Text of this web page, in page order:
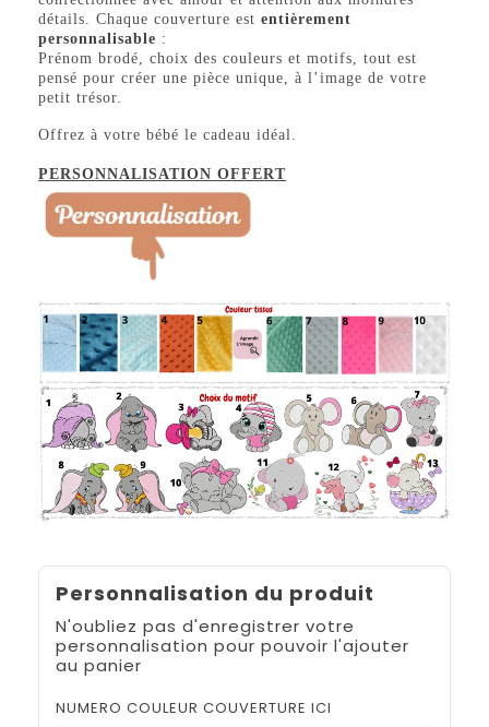
détails. Chaque couverture est entièrement
personnalisable :
Prénom brodé, choix des couleurs et motifs, tout est
pensé pour créer une pièce unique, à l’image de votre
petit trésor.
Offrez à votre bébé le cadeau idéal.
PERSONNALISATION OFFERT
Personnalisation du produit
N'oubliez pas d'enregistrer votre
personnalisation pour pouvoir l'ajouter
au panier
NUMERO COULEUR COUVERTURE ICI